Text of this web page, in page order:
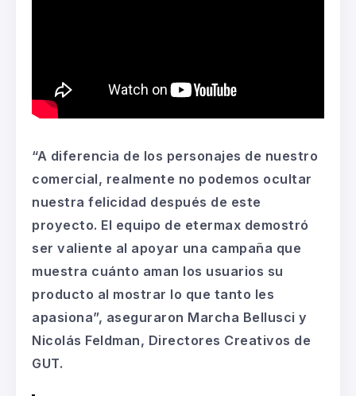
“A diferencia de los personajes de nuestro
comercial, realmente no podemos ocultar
nuestra felicidad después de este
proyecto. El equipo de etermax demostró
ser valiente al apoyar una campaña que
muestra cuánto aman los usuarios su
producto al mostrar lo que tanto les
apasiona”, aseguraron Marcha Bellusci y
Nicolás Feldman, Directores Creativos de
GUT.